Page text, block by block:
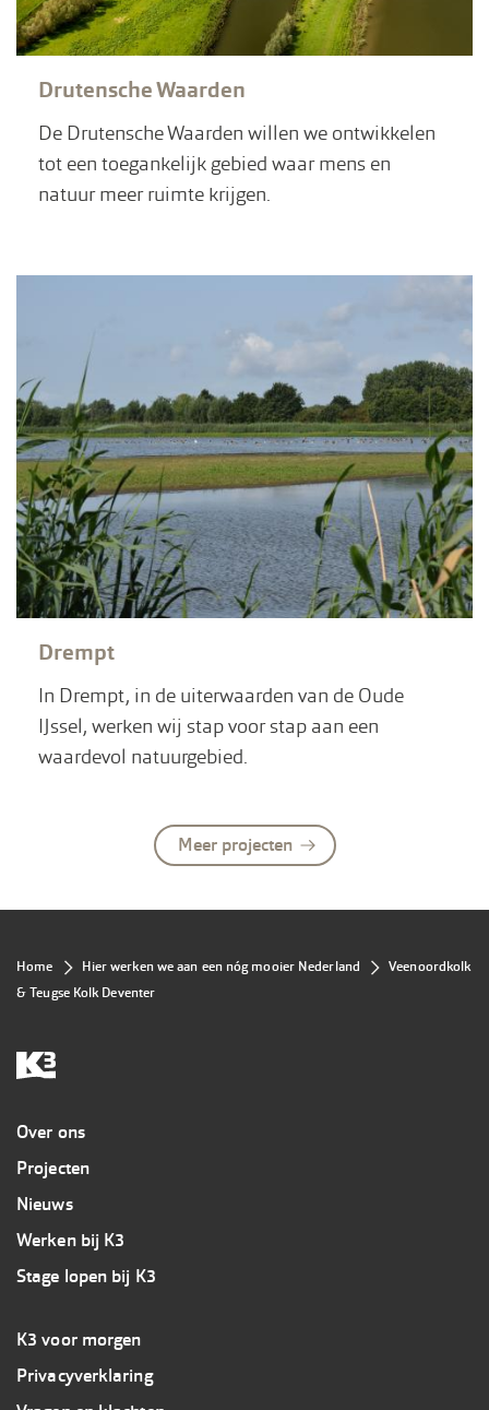
Drutensche Waarden
De Drutensche Waarden willen we ontwikkelen
tot een toegankelijk gebied waar mens en
natuur meer ruimte krijgen.
Drempt
In Drempt, in de uiterwaarden van de Oude
IJssel, werken wij stap voor stap aan een
waardevol natuurgebied.
Meer projecten
Kruimelpad
Home Hier werken we aan een nóg mooier Nederland
Veenoordkolk
& Teugse Kolk Deventer
Overig
Over ons
Projecten
Nieuws
Werken bij K3
Stage lopen bij K3
Footer
3
K3
K3 voor morgen
Privacyverklaring